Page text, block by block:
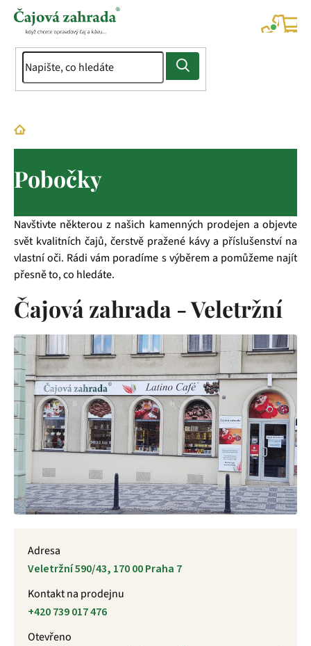
Přejít
Domů
Pobočky
Navštivte některou z našich kamenných prodejen a objevte
svět kvalitních čajů, čerstvě pražené kávy a příslušenství na
vlastní oči. Rádi vám poradíme s výběrem a pomůžeme najít
přesně to, co hledáte.
Čajová zahrada - Veletržní
Adresa
Veletržní 590/43, 170 00 Praha 7
Kontakt na prodejnu
+420 739 017 476
Otevřeno